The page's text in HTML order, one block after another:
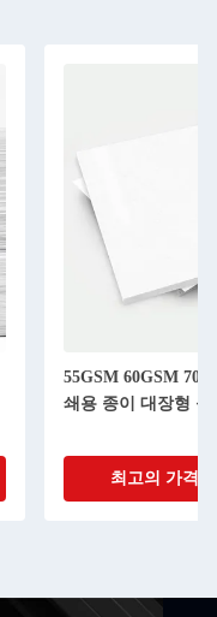
55GSM 60GSM
쇄용 종이 대장형 롤
최고의 가격